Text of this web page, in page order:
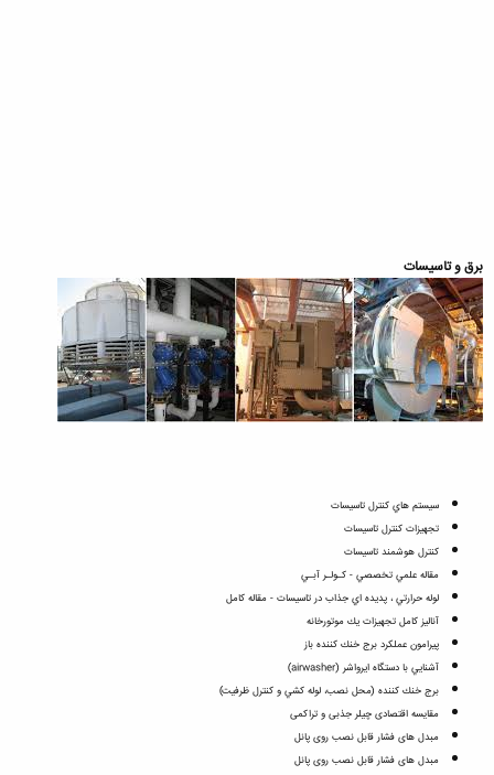
برق و تاسيسات
سيستم هاي كنترل تاسيسات
تجهيزات كنترل تاسيسات
كنترل هوشمند تاسيسات
مقاله علمي تخصصي - كـولـر آبـي
لوله حرارتي ، پديده اي جذاب در تاسيسات - مقاله كامل
آناليز كامل تجهيزات يك موتورخانه
پيرامون عملكرد برج خنك كننده باز
آشنايي با دستگاه ايرواشر (airwasher)
برج خنك كننده (محل نصب، لوله كشي و كنترل ظرفيت)
مقایسه اقتصادی چیلر جذبی و تراکمی
مبدل هاى فشار قابل نصب روى پانل
مبدل هاى فشار قابل نصب روى پانل